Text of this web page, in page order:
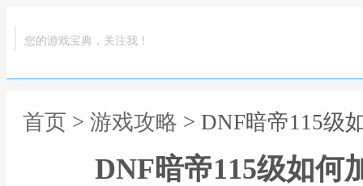
您的游戏宝典，关注我！
首页 > 游戏攻略 > DNF暗帝115级
DNF暗帝115级如何